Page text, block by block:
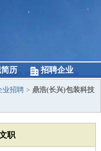
历 招聘企业
业招聘 > 鼎浩(长兴)包装科技
职